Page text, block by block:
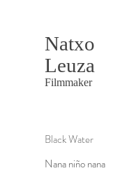
Black Water
Nana niño nana
Natxo
Leuza
Filmmaker